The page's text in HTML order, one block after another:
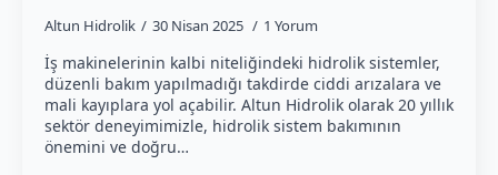
Altun Hidrolik 30 Nisan 2025 1 Yorum
İş makinelerinin kalbi niteliğindeki hidrolik sistemler,
düzenli bakım yapılmadığı takdirde ciddi arızalara ve
mali kayıplara yol açabilir. Altun Hidrolik olarak 20 yıllık
sektör deneyimimizle, hidrolik sistem bakımının
önemini ve doğru…